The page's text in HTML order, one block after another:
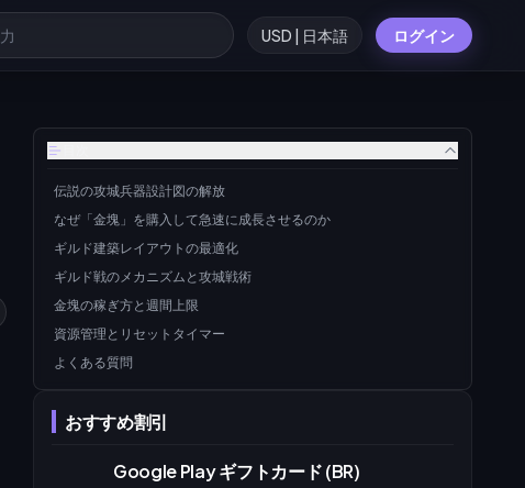
USD | 日本語 ログイン
伝説の攻城兵器設計図の解放
なぜ「金塊」を購入して急速に成長させるのか
ギルド建築レイアウトの最適化
ギルド戦のメカニズムと攻城戦術
金塊の稼ぎ方と週間上限
資源管理とリセットタイマー
よくある質問
おすすめ割引
Google Play ギフトカード (BR)